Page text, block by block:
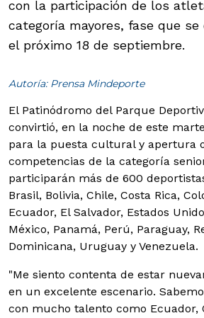
con la participación de los
categoría mayores, fase que
el próximo 18 de septiembre.
Autoría: Prensa Mindeporte
El Patinódromo del Parque
convirtió, en la noche de este
para la puesta cultural y apertura
competencias de la categoría
participarán más de 600
Brasil, Bolivia, Chile, Costa Rica,
Ecuador, El Salvador, Estados
México, Panamá, Perú, Paraguay,
Dominicana, Uruguay y Venezuela.
"Me siento contenta de estar
en un excelente escenario.
con mucho talento como Ecuador,